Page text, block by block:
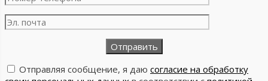
Отправляя сообщение, я даю согласие на обработку